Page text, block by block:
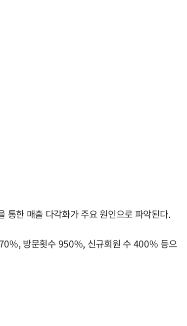
통한 매출 다각화가 주요 원인으로 파악된다.
방문횟수 950%, 신규회원 수 400% 등으